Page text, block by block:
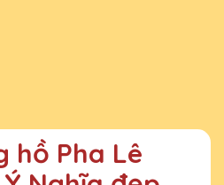
hồ Pha Lê